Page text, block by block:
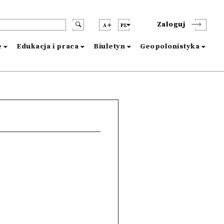
A PL Zaloguj
Edukacja i praca Biuletyn Geopolonistyka